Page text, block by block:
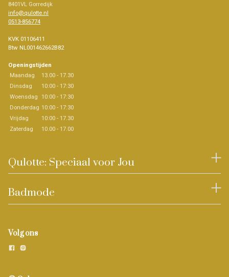
8401VL Gorredijk
info@qulotte.nl
0513-856774
KVK 01106411
Btw NL001462662B82
Openingstijden
Maandag
13.00 - 17.30
Dinsdag
10:00 - 17:30
Woensdag 10:00 - 17:30
Donderdag 10:00 - 17:30
Vrijdag
10:00 - 17.30
Zaterdag
10.00 - 17.00
Qulotte: Speciaal voor Jou
Badmode
Volg ons